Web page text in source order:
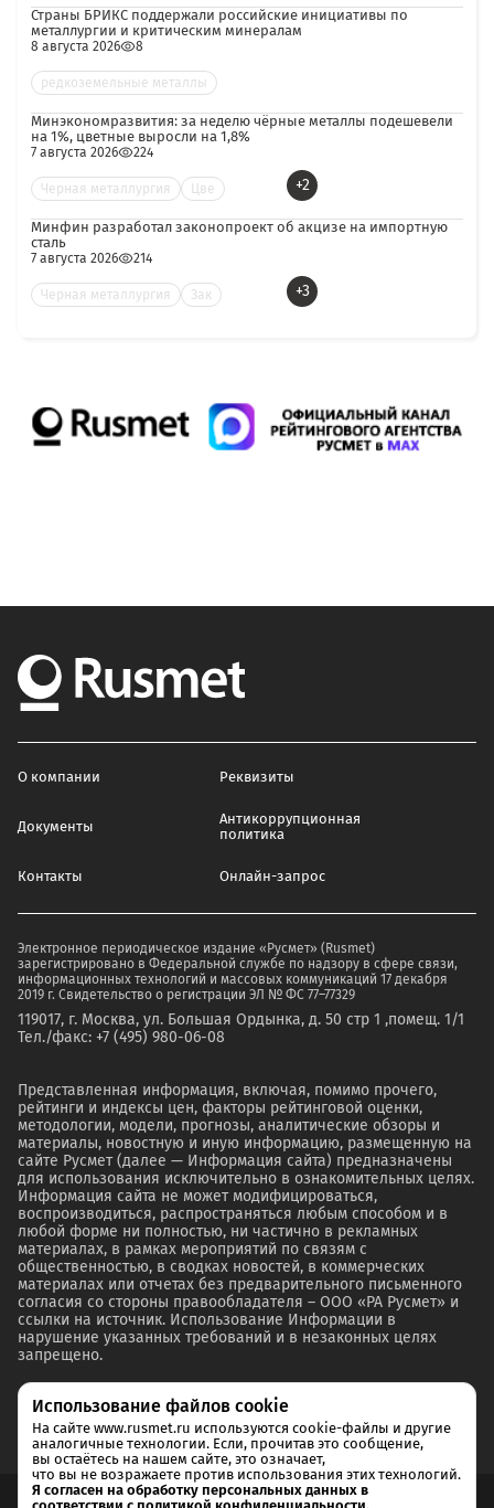
Страны БРИКС поддержали российские инициативы по
металлургии и критическим минералам
8 августа 2026 8
редкоземельные металлы
Минэкономразвития: за неделю чёрные металлы подешевели
на 1%, цветные выросли на 1,8%
7 августа 2026 224
Черная металлургия Цве +2
Минфин разработал законопроект об акцизе на импортную
сталь
7 августа 2026 214
Черная металлургия Зак +3
О компании Реквизиты
Документы
Антикоррупционная
политика
Контакты Онлайн-запрос
Электронное периодическое издание «Русмет» (Rusmet)
зарегистрировано в Федеральной службе по надзору в сфере связи,
информационных технологий и массовых коммуникаций 17 декабря
2019 г. Свидетельство о регистрации ЭЛ № ФС 77–77329
119017, г. Москва, ул. Большая Ордынка, д. 50 стр 1 ,помещ. 1/1
Тел./факс: +7 (495) 980-06-08
Представленная информация, включая, помимо прочего,
рейтинги и индексы цен, факторы рейтинговой оценки,
методологии, модели, прогнозы, аналитические обзоры и
материалы, новостную и иную информацию, размещенную на
сайте Русмет (далее — Информация сайта) предназначены
для использования исключительно в ознакомительных целях.
Информация сайта не может модифицироваться,
воспроизводиться, распространяться любым способом и в
любой форме ни полностью, ни частично в рекламных
материалах, в рамках мероприятий по связям с
общественностью, в сводках новостей, в коммерческих
материалах или отчетах без предварительного письменного
согласия со стороны правообладателя – ООО «РА Русмет» и
ссылки на источник. Использование Информации в
нарушение указанных требований и в незаконных целях
запрещено.
Использование файлов cookie
На сайте www.rusmet.ru используются cookie-файлы и другие
аналогичные технологии. Если, прочитав это сообщение,
вы остаётесь на нашем сайте, это означает,
что вы не возражаете против использования этих технологий.
Я согласен на обработку персональных данных в